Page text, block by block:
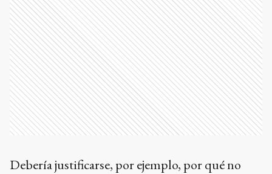
Debería justificarse, por ejemplo, por qué no